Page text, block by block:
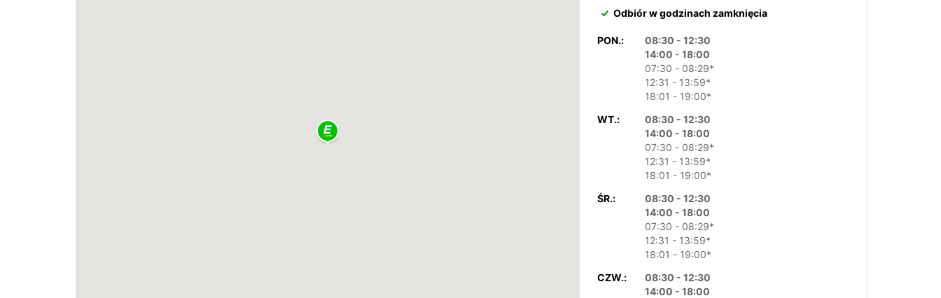
Odbiór w godzinach zamknięcia
PON.:
08:30 - 12:30
14:00 - 18:00
07:30 - 08:29*
12:31 - 13:59*
18:01 - 19:00*
WT.:
08:30 - 12:30
14:00 - 18:00
07:30 - 08:29*
12:31 - 13:59*
18:01 - 19:00*
ŚR.:
08:30 - 12:30
14:00 - 18:00
07:30 - 08:29*
12:31 - 13:59*
18:01 - 19:00*
CZW.:
08:30 - 12:30
14:00 - 18:00